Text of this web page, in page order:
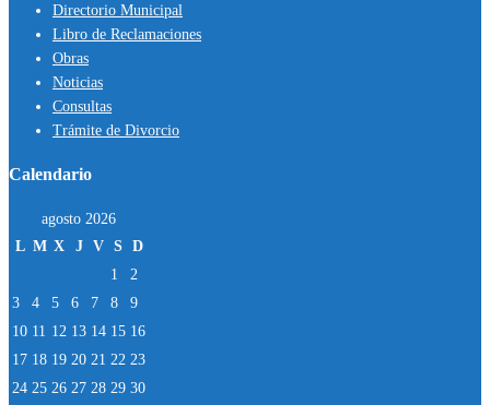
Directorio Municipal
Libro de Reclamaciones
Obras
Noticias
Consultas
Trámite de Divorcio
Calendario
agosto 2026
L M X J V S D
1
2
3
4 5 6 7 8
9
10 11 12 13 14 15 16
17 18 19 20 21 22 23
24 25 26 27 28 29 30